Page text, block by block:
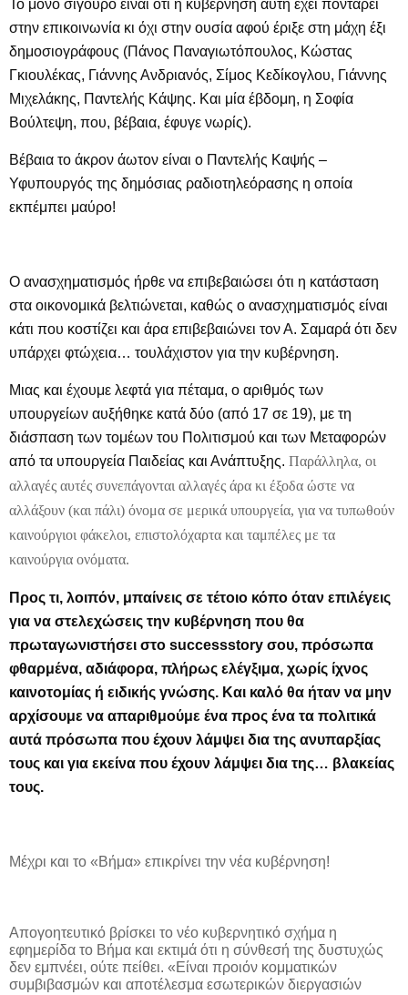
Το μόνο σίγουρο είναι ότι η κυβέρνηση αυτή έχει ποντάρει
στην επικοινωνία κι όχι στην ουσία αφού έριξε στη μάχη έξι
δημοσιογράφους (Πάνος Παναγιωτόπουλος, Κώστας
Γκιουλέκας, Γιάννης Ανδριανός, Σίμος Κεδίκογλου, Γιάννης
Μιχελάκης, Παντελής Κάψης. Και μία έβδομη, η Σοφία
Βούλτεψη, που, βέβαια, έφυγε νωρίς).
Βέβαια το άκρον άωτον είναι ο Παντελής Καψής –
Υφυπουργός της δημόσιας ραδιοτηλεόρασης η οποία
εκπέμπει μαύρο!
Ο ανασχηματισμός ήρθε να επιβεβαιώσει ότι η κατάσταση
στα οικονομικά βελτιώνεται, καθώς ο ανασχηματισμός είναι
κάτι που κοστίζει και άρα επιβεβαιώνει τον Α. Σαμαρά ότι δεν
υπάρχει φτώχεια… τουλάχιστον για την κυβέρνηση.
Μιας και έχουμε λεφτά για πέταμα, ο αριθμός των
υπουργείων αυξήθηκε κατά δύο (από 17 σε 19), με τη
διάσπαση των τομέων του Πολιτισμού και των Μεταφορών
από τα υπουργεία Παιδείας και Ανάπτυξης. Παράλληλα, οι
αλλαγές αυτές συνεπάγονται αλλαγές άρα κι έξοδα ώστε να
αλλάξουν (και πάλι) όνομα σε μερικά υπουργεία, για να τυπωθούν
καινούργιοι φάκελοι, επιστολόχαρτα και ταμπέλες με τα
καινούργια ονόματα.
Προς τι, λοιπόν, μπαίνεις σε τέτοιο κόπο όταν επιλέγεις
για να στελεχώσεις την κυβέρνηση που θα
πρωταγωνιστήσει στο successstory σου, πρόσωπα
φθαρμένα, αδιάφορα, πλήρως ελέγξιμα, χωρίς ίχνος
καινοτομίας ή ειδικής γνώσης. Και καλό θα ήταν να μην
αρχίσουμε να απαριθμούμε ένα προς ένα τα πολιτικά
αυτά πρόσωπα που έχουν λάμψει δια της ανυπαρξίας
τους και για εκείνα που έχουν λάμψει δια της… βλακείας
τους.
Μέχρι και το «Βήμα» επικρίνει την νέα κυβέρνηση!
Απογοητευτικό βρίσκει το νέο κυβερνητικό σχήμα η
εφημερίδα το Βήμα και εκτιμά ότι η σύνθεσή της δυστυχώς
δεν εμπνέει, ούτε πείθει. «Είναι προιόν κομματικών
συμβιβασμών και αποτέλεσμα εσωτερικών διεργασιών